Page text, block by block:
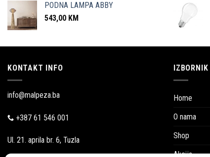
PODNA LAMPA ABBY
543,00 KM
KONTAKT INFO
info@malpeza.ba
+387 61 546 001
Ul. 21. aprila br. 6, Tuzla
IZBORNIK
Home
O nama
Shop
Akcija